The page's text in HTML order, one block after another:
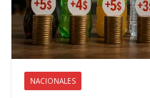
NACIONALES